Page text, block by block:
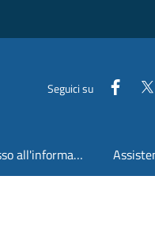
Seguici su
Accesso all'informazione